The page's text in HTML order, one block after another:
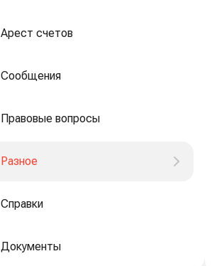
Арест счетов
Сообщения
Правовые вопросы
Разное
Справки
Документы